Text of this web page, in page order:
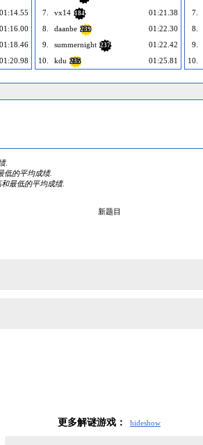
01:14.55
01:16.00
01:18.46
01:20.98
7.
vx14 184
01:21.38
8.
daanbe 239
01:22.30
9.
summernight 237
01:22.42
10.
kdu 235 01:25.81
7.
8.
9.
10.
.
低的平均成绩.
最低的平均成绩.
新题目
更多解谜游戏： hideshow